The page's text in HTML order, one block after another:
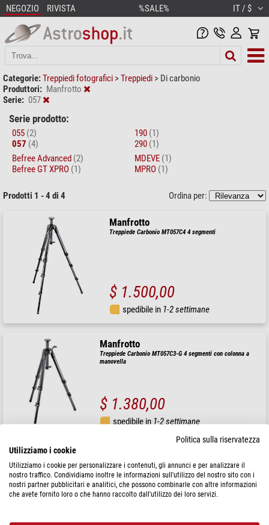
NEGOZIO RIVISTA %SALE% IT / $
Categorie:Treppiedi fotografici >Treppiedi > Di carbonio
Produttori: Manfrotto
Serie: 057
Serie prodotto:
055 (2)
057 (4)
190 (1)
290 (1)
Befree Advanced (2)
Befree GT XPRO (1)
MDEVE (1)
MPRO (1)
Prodotti 1 - 4 di 4 Ordina per:
Manfrotto
Treppiede Carbonio MT057C4 4 segmenti
$ 1.500,00
spedibile in 1-2 settimane
Manfrotto
Treppiede Carbonio MT057C3-G 4 segmenti con colonna a
manovella
$ 1.380,00
spedibile in 1-2 settimane
Treppiede Carbonio MT057C4-G 4 segmentig con colonna a
manovella
Politica sulla riservatezza
Utilizziamo i cookie
Utilizziamo i cookie per personalizzare i contenuti, gli annunci e per analizzare il
nostro traffico. Condividiamo inoltre le informazioni sull'utilizzo del nostro sito con i
nostri partner pubblicitari e analitici, che possono combinarle con altre informazioni
che avete fornito loro o che hanno raccolto dall'utilizzo dei loro servizi.